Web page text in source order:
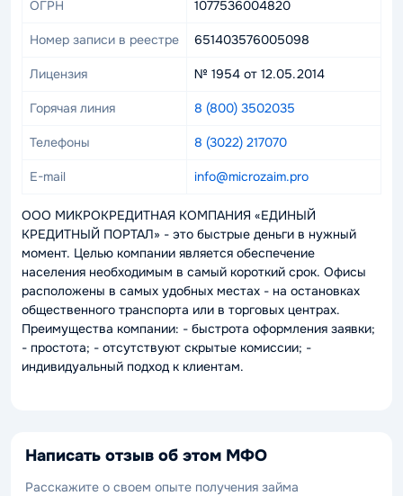
ОГРН 1077536004820
Номер записи в реестре 651403576005098
Лицензия № 1954 от 12.05.2014
Горячая линия 8 (800) 3502035
Телефоны 8 (3022) 217070
E-mail info@microzaim.pro
ООО МИКРОКРЕДИТНАЯ КОМПАНИЯ «ЕДИНЫЙ
КРЕДИТНЫЙ ПОРТАЛ» - это быстрые деньги в нужный
момент. Целью компании является обеспечение
населения необходимым в самый короткий срок. Офисы
расположены в самых удобных местах - на остановках
общественного транспорта или в торговых центрах.
Преимущества компании: - быстрота оформления заявки;
- простота; - отсутствуют скрытые комиссии; -
индивидуальный подход к клиентам.
Написать отзыв об этом МФО
Расскажите о своем опыте получения займа